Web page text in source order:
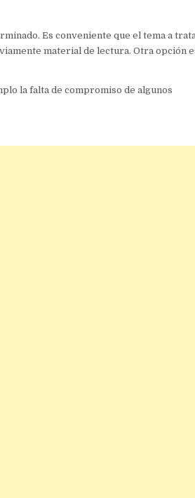
Es conveniente que el tema a
material de lectura. Otra opción
la falta de compromiso de algunos